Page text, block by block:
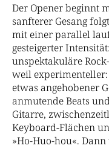
Der Opener beginnt
sanfterer Gesang
mit einer parallel
gesteigerter
unspektakuläre
weil
etwas angehobener
anmutende Beats
Gitarre,
Keyboard-Flächen
»Ho-Huo-hou«.